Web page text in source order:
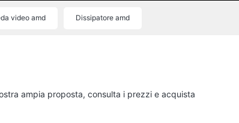
video amd Dissipatore amd
ampia proposta, consulta i prezzi e acquista